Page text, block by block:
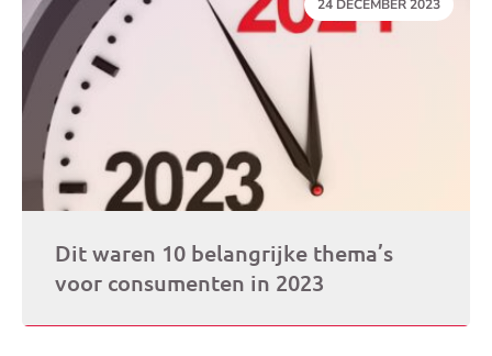
DATUM:
24 DECEMBER 2023
Dit waren 10 belangrijke thema’s
voor consumenten in 2023